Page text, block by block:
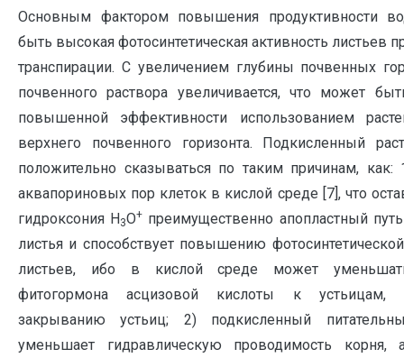
Основным фактором повышения продуктивности
быть высокая фотосинтетическая активность листьев
транспирации. С увеличением глубины почвенных
почвенного раствора увеличивается, что может
повышенной эффективности использованием
верхнего почвенного горизонта. Подкисленный
положительно сказываться по таким причинам, как:
аквапориновых пор клеток в кислой среде [7], что
гидроксония Н 3О+ преимущественно апопластный
листья и способствует повышению
листьев, ибо в кислой среде может
фитогормона асцизовой кислоты к устьицам,
закрыванию устьиц; 2) подкисленный
уменьшает гидравлическую проводимость корня,